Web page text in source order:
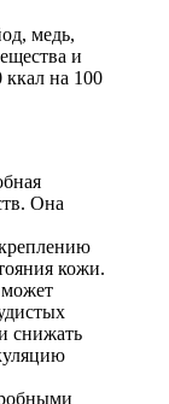
медь,
и
на 100
Она
кожи.
может
снижать